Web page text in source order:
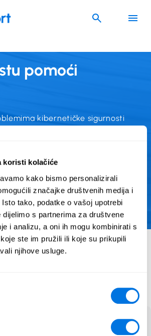
koristi kolačiće
kako bismo personalizirali
značajke društvenih medija i
tako, podatke o vašoj upotrebi
dijelimo s partnerima za društvene
i analizu, a oni ih mogu kombinirati s
ste im pružili ili koje su prikupili
njihove usluge.
pomoći
kibernetičke sigurnosti
obratiti. Za početak odaberite
dobiti upute. Trenutačno su
na jeziku države koju ste
pomoć je udaljena tek nekoliko
Hrvatski kao jezik svoje